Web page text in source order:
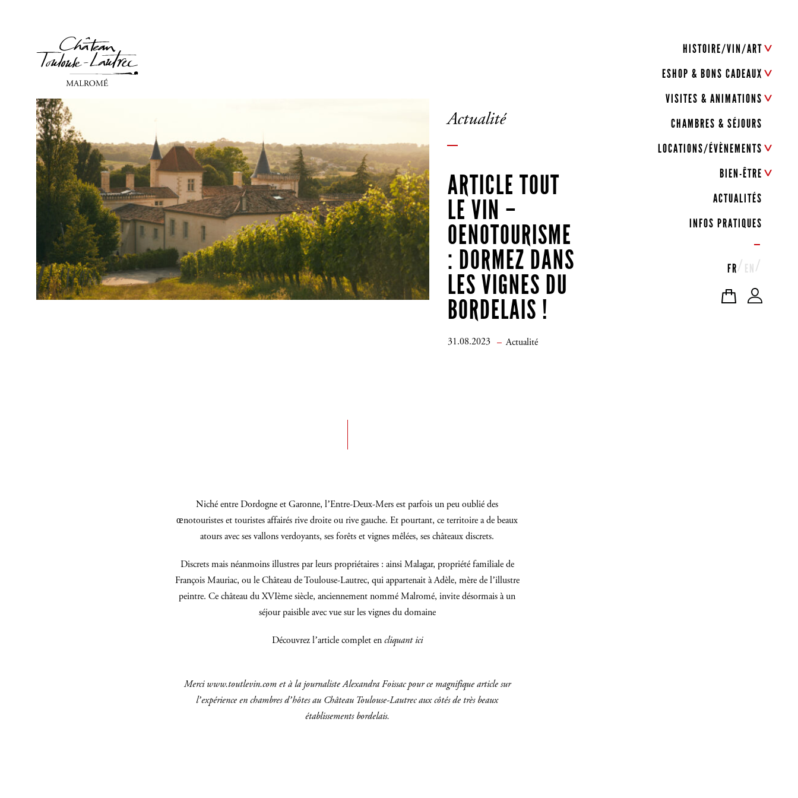
HISTOIRE/VIN/ART
ESHOP & BONS CADEAUX
VISITES & ANIMATIONS
CHAMBRES & SÉJOURS
LOCATIONS/ÉVÈNEMENTS
BIEN-ÊTRE
ACTUALITÉS
INFOS PRATIQUES
FR EN
Actualité
ARTICLE TOUT
LE VIN –
OENOTOURISME
: DORMEZ DANS
LES VIGNES DU
BORDELAIS !
31.08.2023 Actualité
Niché entre Dordogne et Garonne, l’Entre-Deux-Mers est parfois un peu oublié des
œnotouristes et touristes affairés rive droite ou rive gauche. Et pourtant, ce territoire a de beaux
atours avec ses vallons verdoyants, ses forêts et vignes mêlées, ses châteaux discrets.
Discrets mais néanmoins illustres par leurs propriétaires : ainsi Malagar, propriété familiale de
François Mauriac, ou le Château de Toulouse-Lautrec, qui appartenait à Adèle, mère de l’illustre
peintre. Ce château du XVIème siècle, anciennement nommé Malromé, invite désormais à un
séjour paisible avec vue sur les vignes du domaine
Découvrez l’article complet en cliquant ici
Merci www.toutlevin.comet à la journaliste Alexandra Foissac pour ce magnifique article sur
l’expérience en chambres d’hôtes au Château Toulouse-Lautrec aux côtés de très beaux
établissements bordelais.
INSCRIVEZ-VOUS